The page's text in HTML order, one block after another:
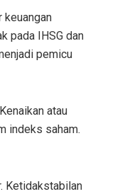
keuangan
pada IHSG dan
pemicu
atau
indeks saham.
Ketidakstabilan